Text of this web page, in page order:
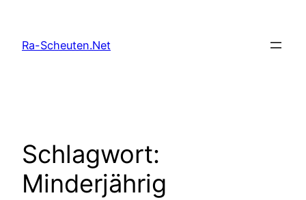
springen
Ra-Scheuten.Net
Schlagwort:
Minderjährig